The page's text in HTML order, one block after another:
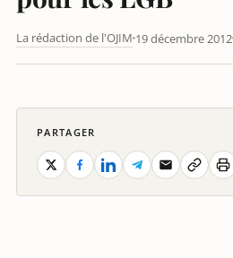
La rédaction de l'OJIM 19 décembre 2012
PARTAGER